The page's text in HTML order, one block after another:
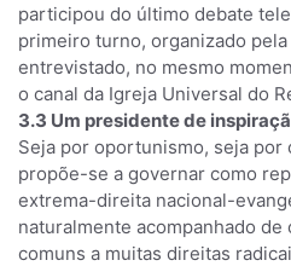
participou do último debate
primeiro turno, organizado
entrevistado, no mesmo
o canal da Igreja Universal do
3.3 Um presidente de
Seja por oportunismo, seja por
propõe-se a governar como
extrema-direita nacional-
naturalmente acompanhado
comuns a muitas direitas